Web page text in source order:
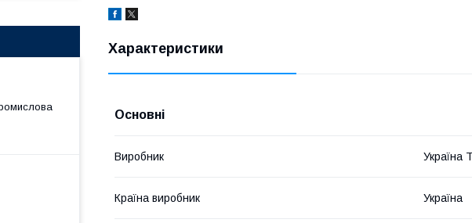
Характеристики
Основні
Виробник Україна
Країна виробник Україна